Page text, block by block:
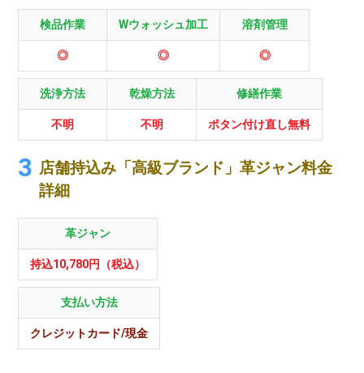
検品作業 Wウォッシュ加工 溶剤管理
◎ ◎ ◎
洗浄方法 乾燥方法 修繕作業
不明 不明 ポタン付け直し無料
店舗持込み「高級ブランド」革ジャン料金
詳細
革ジャン
持込10,780円（税込）
支払い方法
クレジットカード/現金